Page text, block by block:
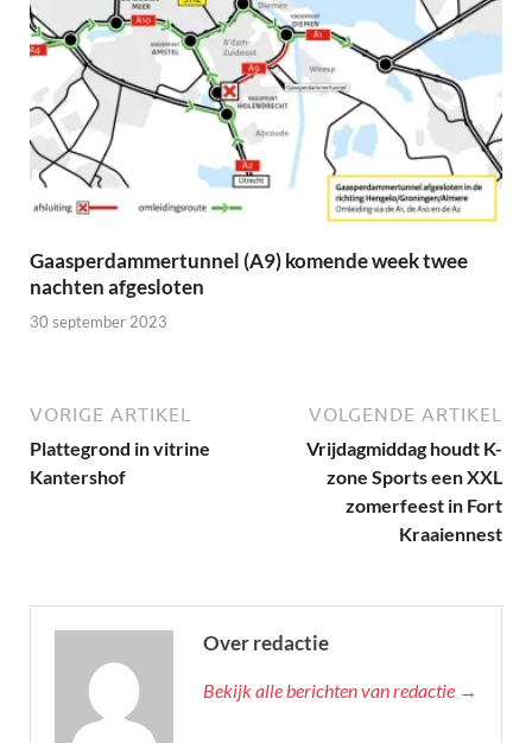
Gaasperdammertunnel (A9) komende week twee
nachten afgesloten
30 september 2023
VORIGE ARTIKEL
Plattegrond in vitrine
Kantershof
VOLGENDE ARTIKEL
Vrijdagmiddag houdt K-
zone Sports een XXL
zomerfeest in Fort
Kraaiennest
Over redactie
Bekijk alle berichten van redactie →